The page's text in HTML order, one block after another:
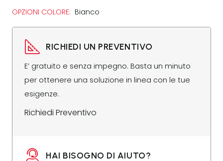
OPZIONI COLORE: Bianco
RICHIEDI UN PREVENTIVO
E’ gratuito e senza impegno. Basta un minuto
per ottenere una soluzione in linea con le tue
esigenze.
Richiedi Preventivo
HAI BISOGNO DI AIUTO?